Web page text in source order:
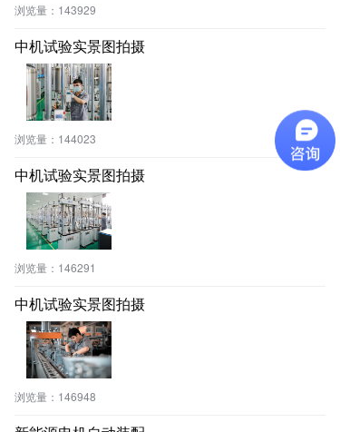
浏览量： 143929
中机试验实景图拍摄
浏览量： 144023
中机试验实景图拍摄
浏览量： 146291
中机试验实景图拍摄
浏览量： 146948